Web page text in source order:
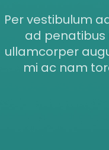
Per vestibulum
ad
ullamcorper
mi ac nam